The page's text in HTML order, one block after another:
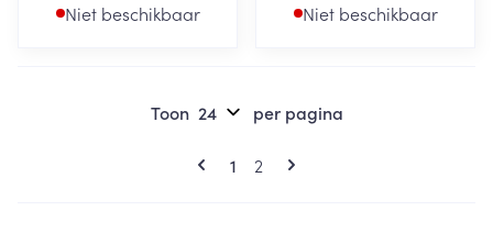
Niet beschikbaar Niet beschikbaar
Pagina's
U lees momenteel pagina
1 Pagina
2
Toon per pagina